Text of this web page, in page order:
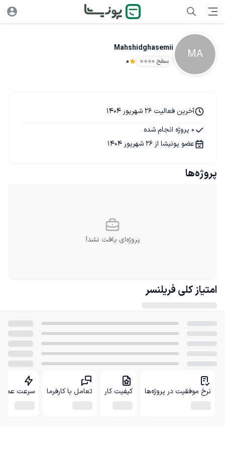
MA
Mahshidghasemii
سطح ۰ 0
آخرین فعالیت 26 شهریور 1404
0 پروژه انجام شده
عضو پونیشا از 26 شهریور 1404
پروژه‌ها
پروژه‌ای یافت نشد!
امتیاز کلی فریلنسر
نرخ موفقیت در پروژه‌ها کیفیت کار تعامل با کارفرما سرعت عمل